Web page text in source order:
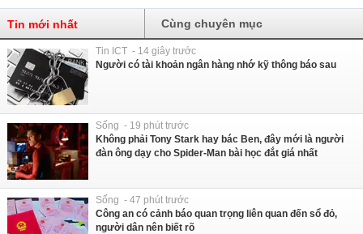
Tin mới nhất Cùng chuyên mục
Tin ICT - 14 giây trước
Người có tài khoản ngân hàng nhớ kỹ thông báo sau
Sống - 19 phút trước
Không phải Tony Stark hay bác Ben, đây mới là người
đàn ông dạy cho Spider-Man bài học đắt giá nhất
Sống - 47 phút trước
Công an có cảnh báo quan trọng liên quan đến sổ đỏ,
người dân nên biết rõ